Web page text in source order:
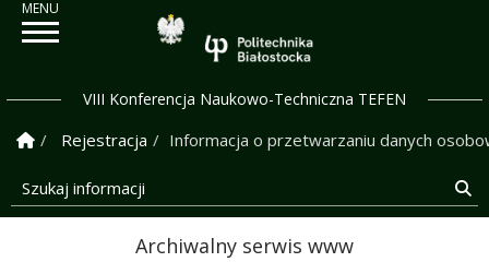
Politechnika
VIII Konferencja Naukowo-Techniczna TEFEN
Strona Główna
Rejestracja Informacja o przetwarzaniu danych
Szukaj informacji
Archiwalny serwis www